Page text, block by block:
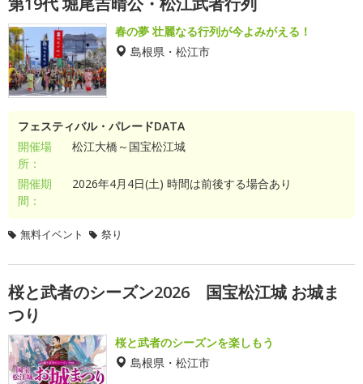
春の夢 壮麗なる行列が今よみがえる！
島根県・松江市
フェスティバル・パレードDATA
開催場
所：
松江大橋～国宝松江城
開催期
間：
2026年4月4日(土) 時間は前後する場合あり
無料イベント 祭り
桜と武者のシーズン2026 国宝松江城 お城ま
つり
桜と武者のシーズンを楽しもう
島根県・松江市